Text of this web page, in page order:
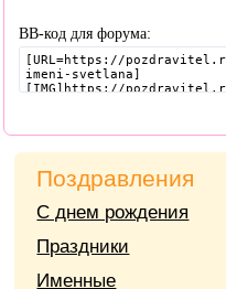
BB-код для форума:
Поздравления
С днем рождения
Праздники
Именные